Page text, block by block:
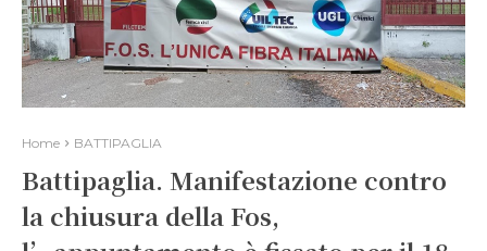
Home BATTIPAGLIA
Battipaglia. Manifestazione contro
la chiusura della Fos,